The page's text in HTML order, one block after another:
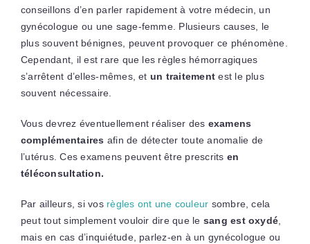
conseillons d’en parler rapidement à votre médecin, un
gynécologue ou une sage-femme. Plusieurs causes, le
plus souvent bénignes, peuvent provoquer ce phénomène.
Cependant, il est rare que les règles hémorragiques
s’arrêtent d’elles-mêmes, et un traitement est le plus
souvent nécessaire.
Vous devrez éventuellement réaliser des examens
complémentaires afin de détecter toute anomalie de
l’utérus. Ces examens peuvent être prescrits en
téléconsultation.
Par ailleurs, si vos règles ont une couleur sombre, cela
peut tout simplement vouloir dire que le sang est oxydé
mais en cas d’inquiétude, parlez-en à un gynécologue ou